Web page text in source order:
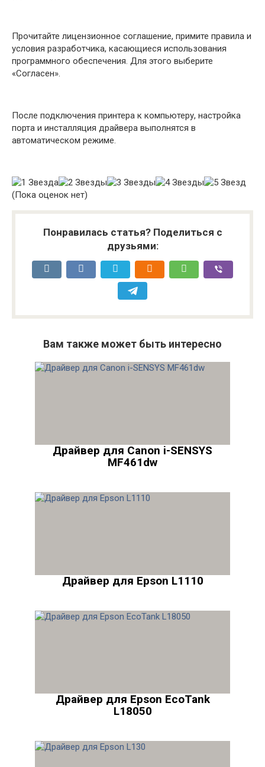
Прочитайте лицензионное соглашение, примите правила и
условия разработчика, касающиеся использования
программного обеспечения. Для этого выберите
«Согласен».
После подключения принтера к компьютеру, настройка
порта и инсталляция драйвера выполнятся в
автоматическом режиме.
(Пока оценок нет)
Понравилась статья? Поделиться с
друзьями:
Вам также может быть интересно
Драйвер для Canon i-SENSYS
MF461dw
Драйвер для Epson L1110
Драйвер для Epson EcoTank
L18050